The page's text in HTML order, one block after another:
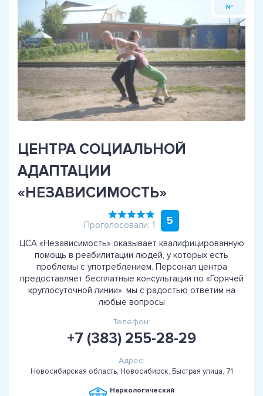
№
ЦЕНТРА СОЦИАЛЬНОЙ
АДАПТАЦИИ
«НЕЗАВИСИМОСТЬ»
Проголосовали: 1 5
ЦСА «Независимость» оказывает квалифицированную
помощь в реабилитации людей, у которых есть
проблемы с употреблением. Персонал центра
предоставляет бесплатные консультации по «Горячей
круглосуточной линии», мы с радостью ответим на
любые вопросы
Телефон:
+7 (383) 255-28-29
Адрес:
Новосибирская область, Новосибирск, Быстрая улица, 71
Наркологический